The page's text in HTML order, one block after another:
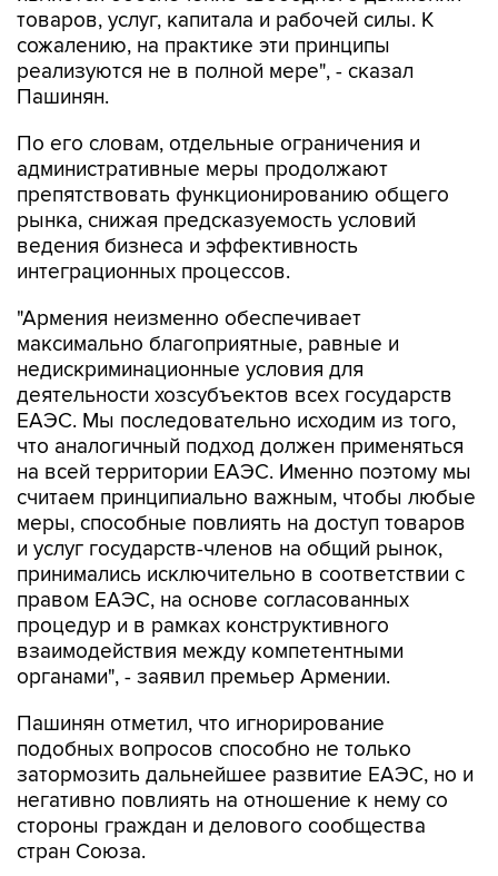
товаров, услуг, капитала и рабочей силы. К
сожалению, на практике эти принципы
реализуются не в полной мере", - сказал
Пашинян.
По его словам, отдельные ограничения и
административные меры продолжают
препятствовать функционированию общего
рынка, снижая предсказуемость условий
ведения бизнеса и эффективность
интеграционных процессов.
"Армения неизменно обеспечивает
максимально благоприятные, равные и
недискриминационные условия для
деятельности хозсубъектов всех государств
ЕАЭС. Мы последовательно исходим из того,
что аналогичный подход должен применяться
на всей территории ЕАЭС. Именно поэтому мы
считаем принципиально важным, чтобы любые
меры, способные повлиять на доступ товаров
и услуг государств-членов на общий рынок,
принимались исключительно в соответствии с
правом ЕАЭС, на основе согласованных
процедур и в рамках конструктивного
взаимодействия между компетентными
органами", - заявил премьер Армении.
Пашинян отметил, что игнорирование
подобных вопросов способно не только
затормозить дальнейшее развитие ЕАЭС, но и
негативно повлиять на отношение к нему со
стороны граждан и делового сообщества
стран Союза.